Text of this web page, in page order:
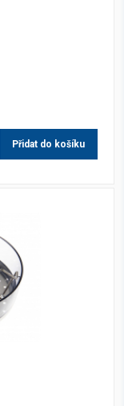
Přidat do košíku